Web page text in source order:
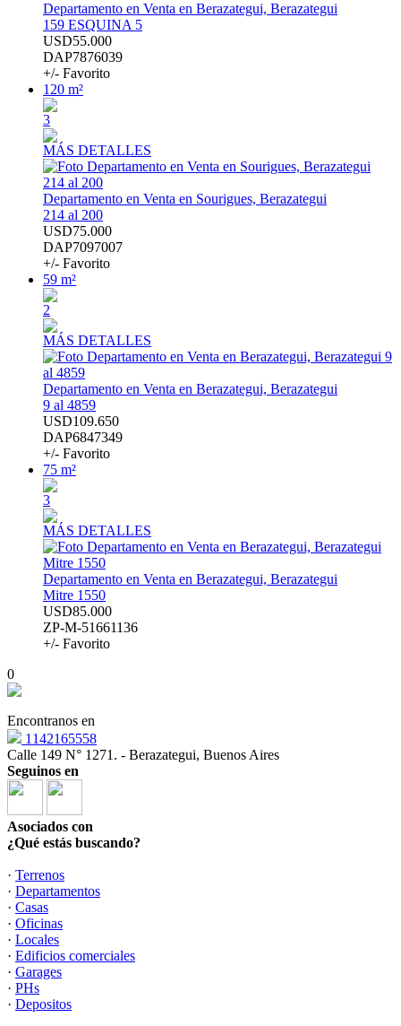
Departamento en Venta en Berazategui, Berazategui
159 ESQUINA 5
USD55.000
DAP7876039
+/- Favorito
120 m²
3
MÁS DETALLES
Departamento en Venta en Sourigues, Berazategui
214 al 200
USD75.000
DAP7097007
+/- Favorito
59 m²
2
MÁS DETALLES
Departamento en Venta en Berazategui, Berazategui
9 al 4859
USD109.650
DAP6847349
+/- Favorito
75 m²
3
MÁS DETALLES
Departamento en Venta en Berazategui, Berazategui
Mitre 1550
USD85.000
ZP-M-51661136
+/- Favorito
0
Encontranos en
1142165558
Calle 149 N° 1271. - Berazategui, Buenos Aires
Seguinos en
Asociados con
¿Qué estás buscando?
· Terrenos
· Departamentos
· Casas
· Oficinas
· Locales
· Edificios comerciales
· Garages
· PHs
· Depositos